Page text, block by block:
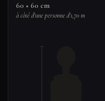
60 × 60 cm
à côté d'une personne d'1,70 m